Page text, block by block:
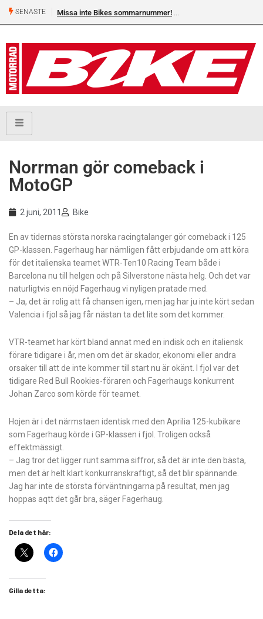
SENASTE Missa inte Bikes sommarnummer!
Norrman gör comeback i
MotoGP
2 juni, 2011 Bike
En av tidernas största norska racingtalanger gör comeback i 125
GP-klassen. Fagerhaug har nämligen fått erbjudande om att köra
för det italienska teamet WTR-Ten10 Racing Team både i
Barcelona nu till helgen och på Silverstone nästa helg. Och det var
naturligtvis en nöjd Fagerhaug vi nyligen pratade med.
– Ja, det är rolig att få chansen igen, men jag har ju inte kört sedan
Valencia i fjol så jag får nästan ta det lite som det kommer.
VTR-teamet har kört bland annat med en indisk och en italiensk
förare tidigare i år, men om det är skador, ekonomi eller andra
orsaker till att de inte kommer till start nu är okänt. I fjol var det
tidigare Red Bull Rookies-föraren och Fagerhaugs konkurrent
Johan Zarco som körde för teamet.
Hojen är i det närmstaen identisk med den Aprilia 125-kubikare
som Fagerhaug körde i GP-klassen i fjol. Troligen också
effektmässigt.
– Jag tror det ligger runt samma siffror, så det är inte den bästa,
men det är helt klart konkurranskraftigt, så det blir spännande.
Jag har inte de största förväntningarna på resultat, men jag
hoppas aqtt det går bra, säger Fagerhaug.
Dela det här:
Gilla detta: